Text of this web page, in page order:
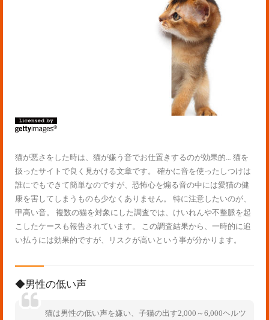
猫が悪さをした時は、猫が嫌う音でお仕置きするのが効果的… 猫を
扱ったサイトで良く見かける文章です。 確かに音を使ったしつけは
誰にでもできて簡単なのですが、恐怖心を煽る音の中には愛猫の健
康を害してしまうものも少なくありません。 特に注意したいのが、
甲高い音。 複数の猫を対象にした調査では、けいれんや不整脈を起
こしたケースも報告されています。 この調査結果から、一時的に追
い払うには効果的ですが、リスクが高いという事が分かります。
◆男性の低い声
猫は男性の低い声を嫌い、子猫の出す2,000～6,000ヘルツ